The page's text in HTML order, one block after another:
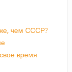
чем СССР?
время